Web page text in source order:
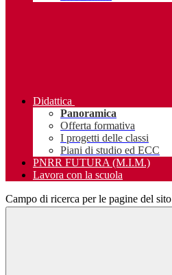
Didattica
Panoramica
Offerta formativa
I progetti delle classi
Piani di studio ed ECC
PNRR FUTURA (M.I.M.)
Lavora con la scuola
Campo di ricerca per le pagine del sito